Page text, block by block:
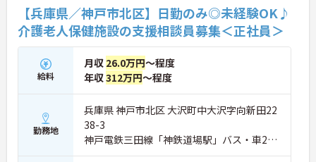
【兵庫県／神戸市北区】日勤のみ◎未経験OK♪
介護老人保健施設の支援相談員募集＜正社員＞
給料
月収 26.0万円～程度
年収312万円～程度
勤務地
兵庫県 神戸市北区 大沢町中大沢字向新田22
38-3
神戸電鉄三田線「神鉄道場駅」バス・車20
分